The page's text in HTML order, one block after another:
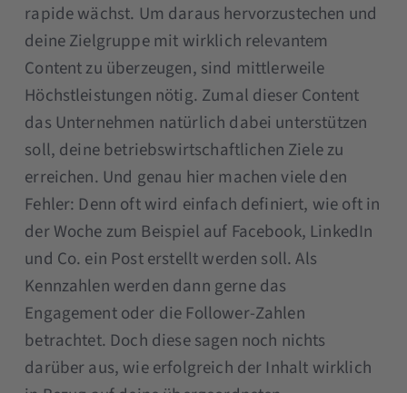
rapide wächst. Um daraus hervorzustechen und
deine Zielgruppe mit wirklich relevantem
Content zu überzeugen, sind mittlerweile
Höchstleistungen nötig. Zumal dieser Content
das Unternehmen natürlich dabei unterstützen
soll, deine betriebswirtschaftlichen Ziele zu
erreichen. Und genau hier machen viele den
Fehler: Denn oft wird einfach definiert, wie oft in
der Woche zum Beispiel auf Facebook, LinkedIn
und Co. ein Post erstellt werden soll. Als
Kennzahlen werden dann gerne das
Engagement oder die Follower-Zahlen
betrachtet. Doch diese sagen noch nichts
darüber aus, wie erfolgreich der Inhalt wirklich